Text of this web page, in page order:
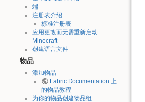
端
注册表介绍
标准注册表
应用更改而无需重新启动
Minecraft
创建语言文件
物品
添加物品
Fabric Documentation 上
的物品教程
为你的物品创建物品组